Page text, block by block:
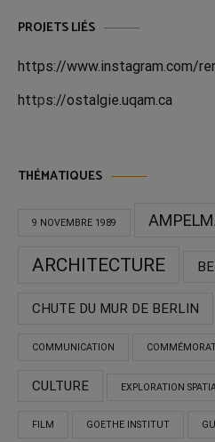
PROJETS LIÉS
https://www.instagram.com/
https://ostalgie.uqam.ca
THÉMATIQUES
9 NOVEMBRE 1989
ARCHITECTURE
CHUTE DU MUR DE BERLIN
COMMUNICATION
CULTURE EXPLORATION
FILM GOETHE INSTITUT